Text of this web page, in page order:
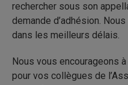
rechercher sous son
demande d’adhésion.
dans les meilleurs délais.
Nous vous encourageons
pour vos collègues de